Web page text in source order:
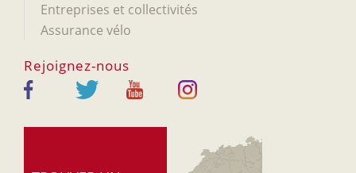
Entreprises et collectivités
Assurance vélo
Rejoignez-nous